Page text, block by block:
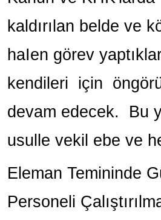
kaldırılan belde ve
haIen görev
kendileri için
devam edecek. Bu
usulle vekil ebe ve
Eleman Temininde
Personeli